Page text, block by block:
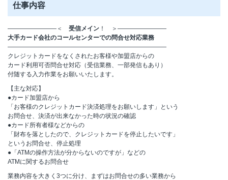
仕事内容
――――――――＜ 受信メイン ！ ＞――――――――
大手カード会社のコールセンターでの問合せ対応業務
――――――――――――――――――――――――――
クレジットカードをなくされたお客様や加盟店からの
カード利用可否問合せ対応（受信業務、一部発信もあり）
付随する入力作業をお願いいたします。
【主な対応】
●カード加盟店から
「お客様のクレジットカード決済処理をお願いします」という
お問合せ、決済が出来なかった時の状況の確認
●カード所有者様などからの
「財布を落としたので、クレジットカードを停止したいです」
というお問合せ、停止処理
●「ATMの操作方法が分からないのですが」などの
ATMに関するお問合せ
業務内容を大きく3つに分け、まずはお問合せの多い業務から